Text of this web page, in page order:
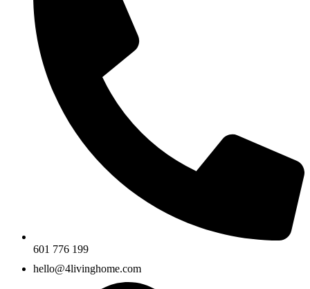
601 776 199
hello@4livinghome.com